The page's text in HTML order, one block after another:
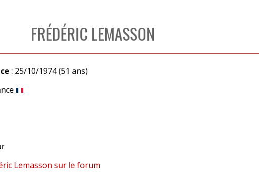
FRÉDÉRIC LEMASSON
: 25/10/1974 (51 ans)
Lemasson sur le forum